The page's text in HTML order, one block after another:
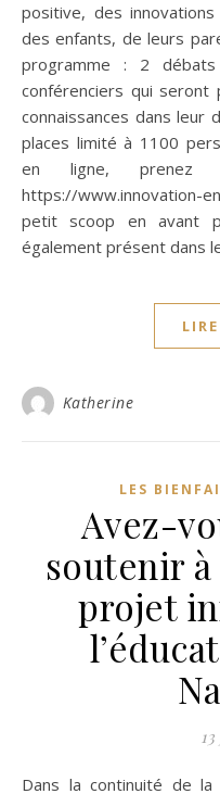
positive, des
des enfants, de leurs
programme : 2
conférenciers qui
connaissances dans leur
places limité à 1100
en ligne,
https://www.innovation-
petit scoop en avant
également présent dans
Katherine
LES
Avez-
soutenir
projet
Dans la continuité de la thématique qui m’est chère, à